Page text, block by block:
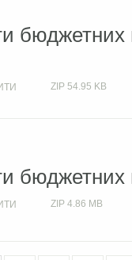
бюджетних
ZIP 54.95 KB
бюджетних
ZIP 4.86 MB